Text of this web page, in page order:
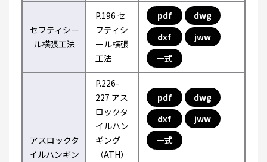
セフティシー
ル横張工法
P.196 セ
フティシ
ール横張
工法
pdf
dwg
dxf
jww
一式
アスロックタ
イルハンギン
P.226-
227 アス
ロックタ
イルハン
ギング
（ATH）
pdf
dwg
dxf
jww
一式